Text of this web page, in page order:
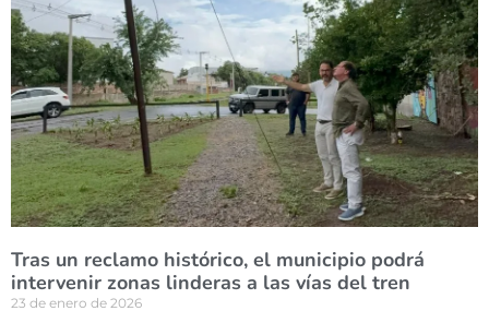
Tras un reclamo histórico, el municipio podrá
intervenir zonas linderas a las vías del tren
23 de enero de 2026